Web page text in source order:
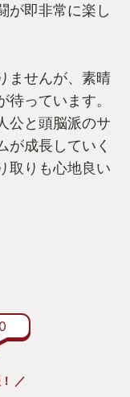
が即非常に楽し
ませんが、素晴
っています。
公と頭脳派のサ
が成長していく
取りも心地良い
う！！
0
／